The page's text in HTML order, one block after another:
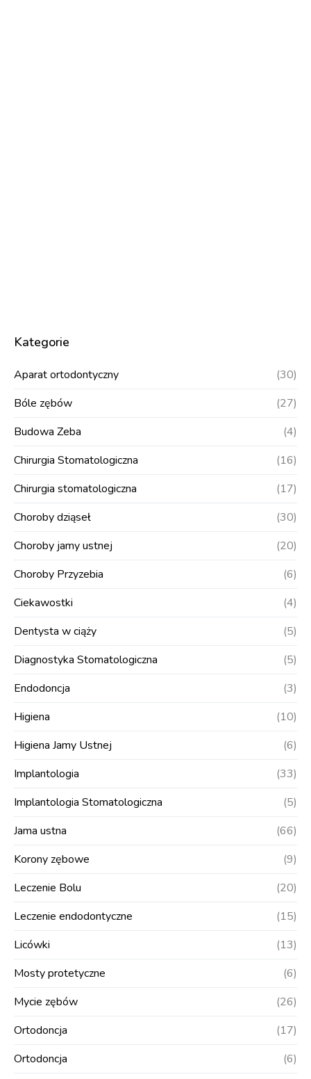
Kategorie
Aparat ortodontyczny
(30)
Bóle zębów
(27)
Budowa Zeba
(4)
Chirurgia Stomatologiczna
(16)
Chirurgia stomatologiczna
(17)
Choroby dziąseł
(30)
Choroby jamy ustnej
(20)
Choroby Przyzebia
(6)
Ciekawostki
(4)
Dentysta w ciąży
(5)
Diagnostyka Stomatologiczna
(5)
Endodoncja
(3)
Higiena
(10)
Higiena Jamy Ustnej
(6)
Implantologia
(33)
Implantologia Stomatologiczna
(5)
Jama ustna
(66)
Korony zębowe
(9)
Leczenie Bolu
(20)
Leczenie endodontyczne
(15)
Licówki
(13)
Mosty protetyczne
(6)
Mycie zębów
(26)
Ortodoncja
(17)
Ortodoncja
(6)